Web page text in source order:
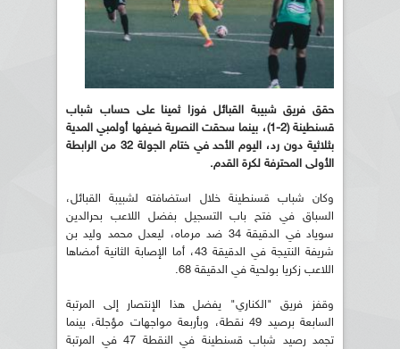
حقق فريق شبيبة القبائل فوزا ثمينا على حساب شباب
قسنطينة (2-1)، بينما سحقت النصرية ضيفها أولمبي المدية
بثلاثية دون رد، اليوم الأحد في ختام الجولة 32 من الرابطة
الأولى المحترفة لكرة القدم.
وكان شباب قسنطينة خلال استضافته لشبيبة القبائل،
السباق في فتح باب التسجيل بفضل اللاعب بحرالدين
سوياد في الدقيقة 34 ضد مرماه، ليعدل محمد وليد بن
شريفة النتيجة في الدقيقة 43، أما الإصابة الثانية أمضاها
اللاعب زكريا بولحية في الدقيقة 68.
وقفز فريق "الكناري" يفضل هذا الإنتصار إلى المرتبة
السابعة برصيد 49 نقطة، وبأربعة مواجهات مؤجلة، بينما
تجمد رصيد شباب قسنطينة في النقطة 47 في المرتبة